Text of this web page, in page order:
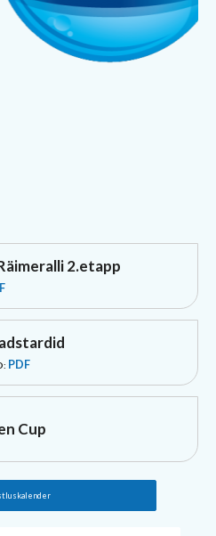
2.etapp
PDF
Cup